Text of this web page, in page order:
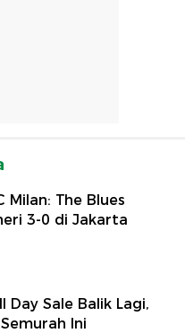
Milan: The Blues
3-0 di Jakarta
Day Sale Balik Lagi,
Ini